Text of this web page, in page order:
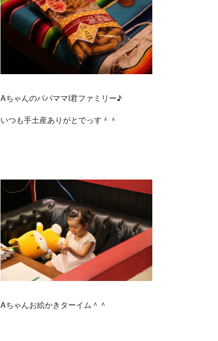
AちゃんのパパママI君ファミリー♪
いつも手土産ありがとでっす＾＾
Aちゃんお絵かきターイム＾＾